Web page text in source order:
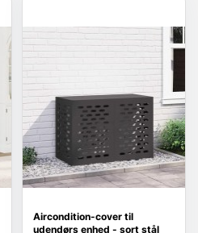
Aircondition-cover til
udendørs enhed - sort stål